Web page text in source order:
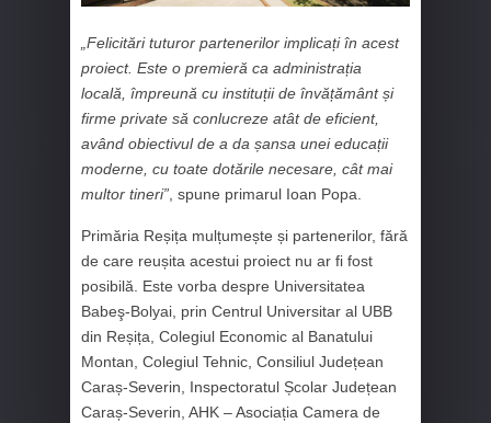
„Felicitări tuturor partenerilor implicați în acest
proiect. Este o premieră ca administrația
locală, împreună cu instituții de învățământ și
firme private să conlucreze atât de eficient,
având obiectivul de a da șansa unei educații
moderne, cu toate dotările necesare, cât mai
multor tineri”, spune primarul Ioan Popa.
Primăria Reșița mulțumește și partenerilor, fără
de care reușita acestui proiect nu ar fi fost
posibilă. Este vorba despre Universitatea
Babeş-Bolyai, prin Centrul Universitar al UBB
din Reșița, Colegiul Economic al Banatului
Montan, Colegiul Tehnic, Consiliul Județean
Caraș-Severin, Inspectoratul Școlar Județean
Caraș-Severin, AHK – Asociația Camera de